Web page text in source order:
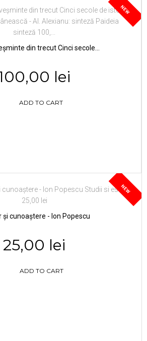
NEW
din trecut Cinci secole...
lei
ADD TO CART
NEW
și cunoaștere - Ion Popescu
25,00 lei
ADD TO CART